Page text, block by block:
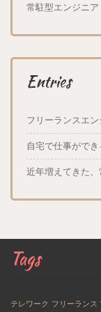
常駐型エンジニア
Entries
フリーランスエ
自宅で仕事がで
近年増えてきた
Tags
テレワーク フリーランス